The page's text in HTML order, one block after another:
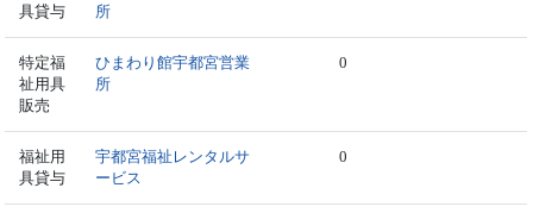
具貸与
所
特定福
祉用具
販売
ひまわり館宇都宮営業
所
0
福祉用
具貸与
宇都宮福祉レンタルサ
ービス
0